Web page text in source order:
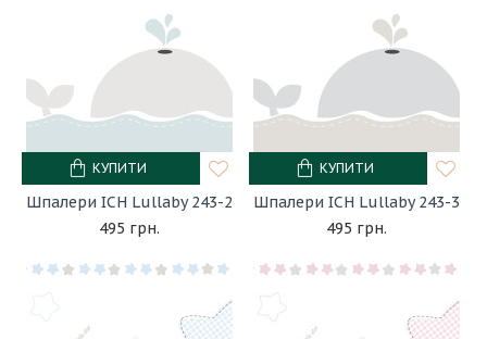
Шпалери ICH Lullaby 243-2
495 грн.
КУПИТИ
Шпалери ICH Lullaby 243-3
495 грн.
КУПИТИ